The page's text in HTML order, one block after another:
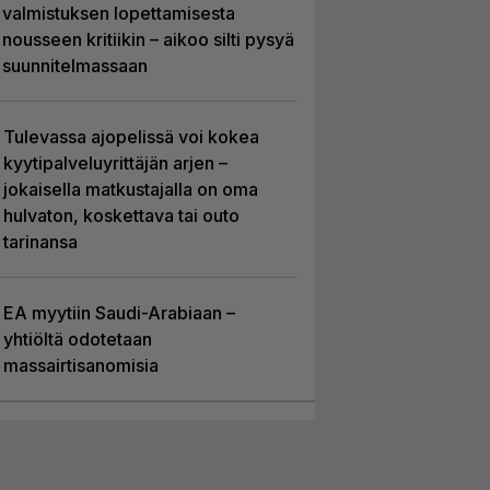
valmistuksen lopettamisesta
nousseen kritiikin – aikoo silti pysyä
suunnitelmassaan
Tulevassa ajopelissä voi kokea
kyytipalveluyrittäjän arjen –
jokaisella matkustajalla on oma
hulvaton, koskettava tai outo
tarinansa
EA myytiin Saudi-Arabiaan –
yhtiöltä odotetaan
massairtisanomisia